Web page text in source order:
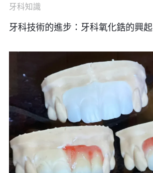
牙科知識
牙科技術的進步：牙科氧化鋯的興起